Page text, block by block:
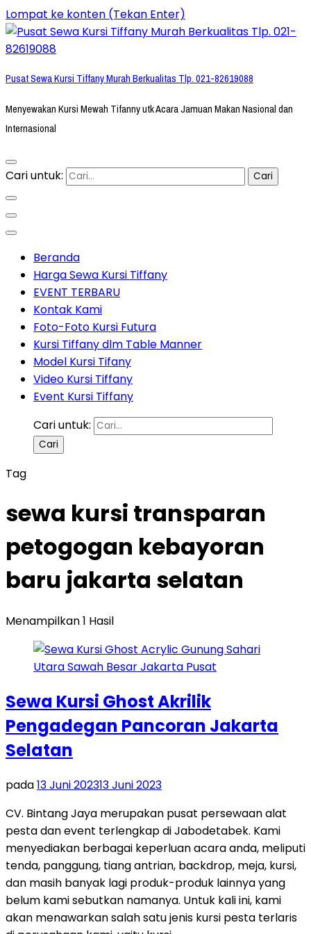
Lompat ke konten (Tekan Enter)
Pusat Sewa Kursi Tiffany Murah Berkualitas Tlp. 021-82619088
Menyewakan Kursi Mewah Tifanny utk Acara Jamuan Makan Nasional dan
Internasional
Cari untuk:
Beranda
Harga Sewa Kursi Tiffany
EVENT TERBARU
Kontak Kami
Foto-Foto Kursi Futura
Kursi Tiffany dlm Table Manner
Model Kursi Tifany
Video Kursi Tiffany
Event Kursi Tiffany
Cari untuk:
Tag
sewa kursi transparan
petogogan kebayoran
baru jakarta selatan
Menampilkan 1 Hasil
Sewa Kursi Ghost Akrilik
Pengadegan Pancoran Jakarta
Selatan
pada13 Juni 202313 Juni 2023
CV. Bintang Jaya merupakan pusat persewaan alat
pesta dan event terlengkap di Jabodetabek. Kami
menyediakan berbagai keperluan acara anda, meliputi
tenda, panggung, tiang antrian, backdrop, meja, kursi,
dan masih banyak lagi produk-produk lainnya yang
belum kami sebutkan namanya. Untuk kali ini, kami
akan menawarkan salah satu jenis kursi pesta terlaris